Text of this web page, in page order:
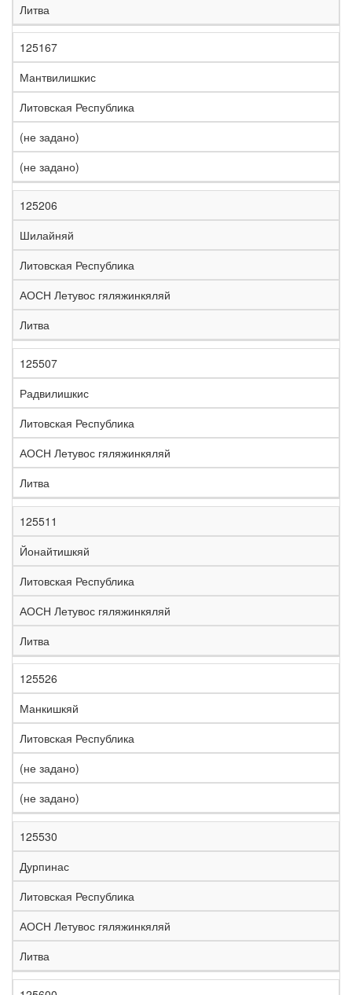
Литва
125167
Мантвилишкис
Литовская Республика
(не задано)
(не задано)
125206
Шилайняй
Литовская Республика
АОСН Летувос гяляжинкяляй
Литва
125507
Радвилишкис
Литовская Республика
АОСН Летувос гяляжинкяляй
Литва
125511
Йонайтишкяй
Литовская Республика
АОСН Летувос гяляжинкяляй
Литва
125526
Манкишкяй
Литовская Республика
(не задано)
(не задано)
125530
Дурпинас
Литовская Республика
АОСН Летувос гяляжинкяляй
Литва